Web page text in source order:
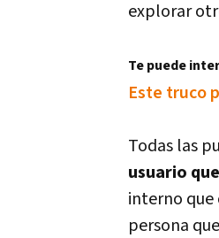
explorar
Te puede
Este truco
Todas las
usuario
interno que
persona